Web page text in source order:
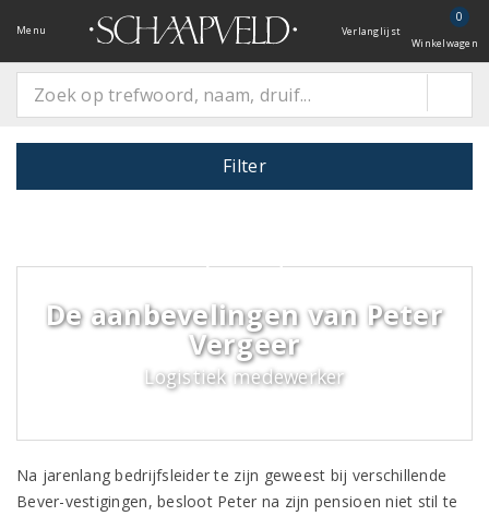
Menu Verlanglijst
0
Winkelwagen
Filter
De aanbevelingen van Peter
Vergeer
Logistiek medewerker
Na jarenlang bedrijfsleider te zijn geweest bij verschillende
Bever-vestigingen, besloot Peter na zijn pensioen niet stil te